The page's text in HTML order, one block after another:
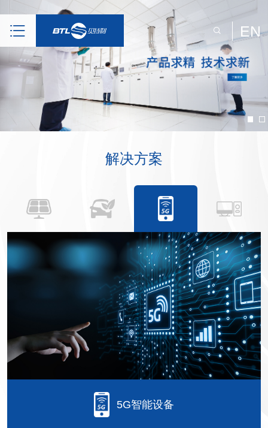
EN
解决方案
光伏产业
新能源汽车
5G智能设备
电脑及周边
医疗辅材
电子产品防水
LED封装材料